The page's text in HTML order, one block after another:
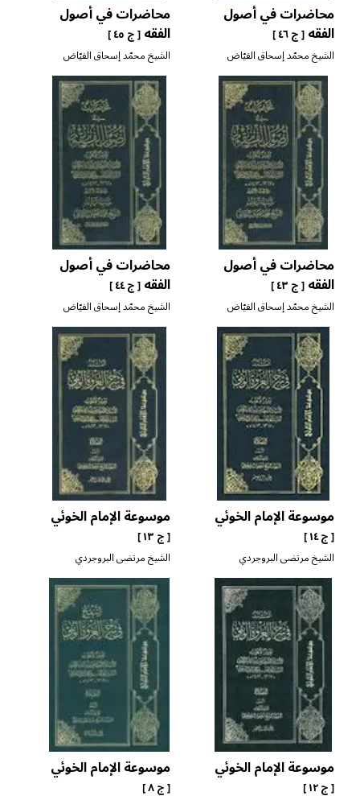
محاضرات في أصول
الفقه[ ج ٤٦ ]
الشيخ محمّد إسحاق الفيّاض
محاضرات في أصول
الفقه[ ج ٤٥ ]
الشيخ محمّد إسحاق الفيّاض
محاضرات في أصول
الفقه[ ج ٤٣ ]
الشيخ محمّد إسحاق الفيّاض
محاضرات في أصول
الفقه[ ج ٤٤ ]
الشيخ محمّد إسحاق الفيّاض
موسوعة الإمام الخوئي
[ ج ١٤ ]
الشيخ مرتضى البروجردي
موسوعة الإمام الخوئي
[ ج ١٣ ]
الشيخ مرتضى البروجردي
موسوعة الإمام الخوئي
[ ج ١٢ ]
موسوعة الإمام الخوئي
[ ج ٨ ]